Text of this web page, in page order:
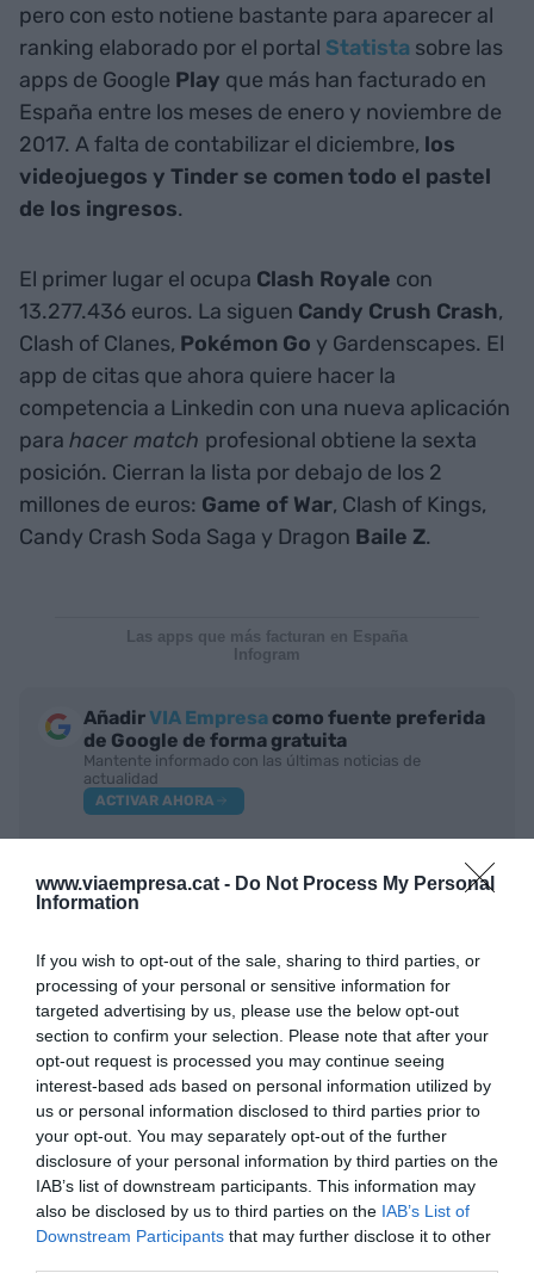
www.viaempresa.cat - Do Not Process My Personal
Information
If you wish to opt-out of the sale, sharing to third parties, or
processing of your personal or sensitive information for
targeted advertising by us, please use the below opt-out
section to confirm your selection. Please note that after your
opt-out request is processed you may continue seeing
interest-based ads based on personal information utilized by
us or personal information disclosed to third parties prior to
your opt-out. You may separately opt-out of the further
disclosure of your personal information by third parties on the
IAB’s list of downstream participants. This information may
also be disclosed by us to third parties on the IAB’s List of
Downstream Participants that may further disclose it to other
pero con esto notiene bastante para aparecer al
ranking elaborado por el portal Statista sobre las
apps de Google Play que más han facturado en
España entre los meses de enero y noviembre de
2017. A falta de contabilizar el diciembre, los
videojuegos y Tinder se comen todo el pastel
de los ingresos.
El primer lugar el ocupa Clash Royale con
13.277.436 euros. La siguen Candy Crush Crash,
Clash of Clanes, Pokémon Go y Gardenscapes. El
app de citas que ahora quiere hacer la
competencia a Linkedin con una nueva aplicación
para hacer match profesional obtiene la sexta
posición. Cierran la lista por debajo de los 2
millones de euros: Game of War, Clash of Kings,
Candy Crash Soda Saga y Dragon Baile Z.
Las apps que más facturan en España
Infogram
AñadirVIA Empresa como fuente preferida
de Google de forma gratuita
Mantente informado con las últimas noticias de
actualidad
ACTIVAR AHORA
RELACIONADAS